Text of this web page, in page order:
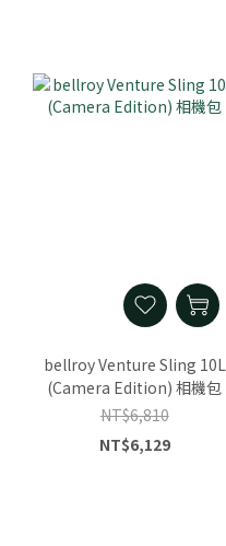
bellroy Venture Sling 10L
(Camera Edition) 相機包
NT$6,810
NT$6,129